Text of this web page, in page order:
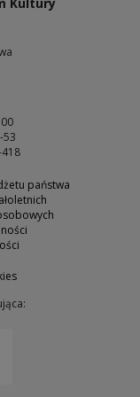
Kultury
53
418
państwa